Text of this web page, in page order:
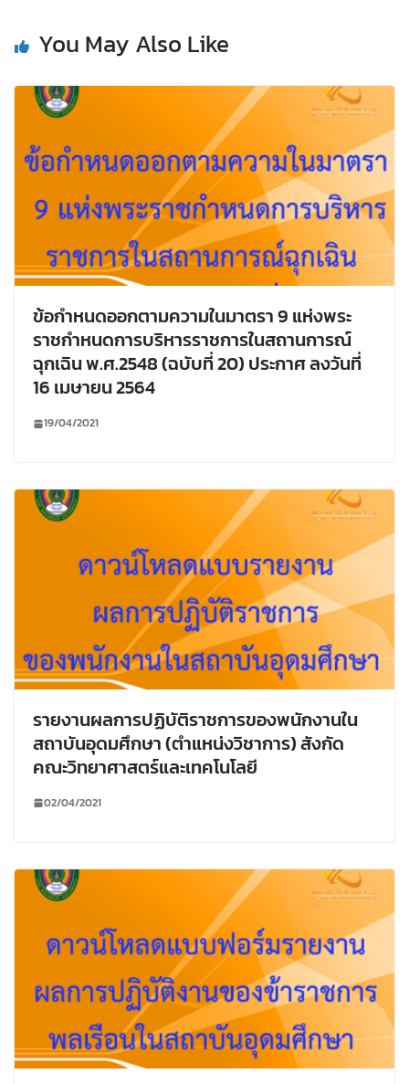
You May Also Like
ข้อกำหนดออกตามความในมาตรา 9 แห่งพระ
ราชกำหนดการบริหารราชการในสถานการณ์
ฉุกเฉิน พ.ศ.2548 (ฉบับที่ 20) ประกาศ ลงวันที่
16 เมษายน 2564
19/04/2021
รายงานผลการปฏิบัติราชการของพนักงานใน
สถาบันอุดมศึกษา (ตำแหน่งวิชาการ) สังกัด
คณะวิทยาศาสตร์และเทคโนโลยี
02/04/2021